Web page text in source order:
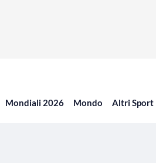
Mondiali 2026 Mondo Altri Sport